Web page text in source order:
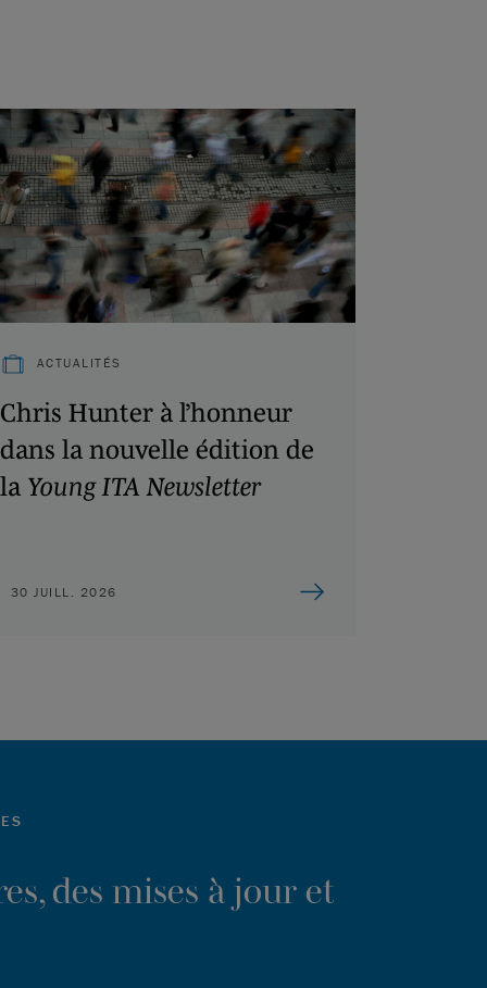
ACTUALITÉS
Chris Hunter à l’honneur
dans la nouvelle édition de
la Young ITA Newsletter
30 JUILL. 2026
des mises à jour et